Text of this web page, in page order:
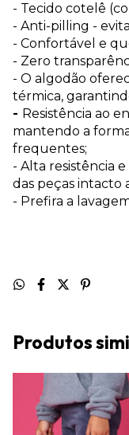
- Tecido cotelê
- Anti-pilling -
- Confortável e
- Zero
- O algodão
térmica,
- Resistência ao
mantendo a
frequentes;
- Alta resistência
das peças intacto
- Prefira a
Produtos